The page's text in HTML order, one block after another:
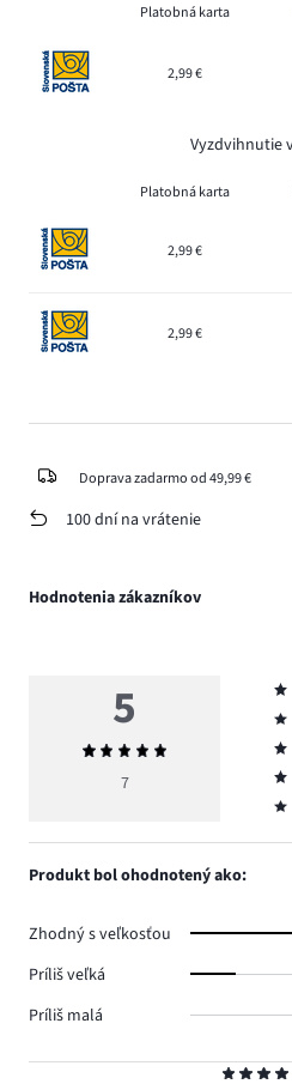
Platobná karta
2,99 €
Vyzdvihnutie
Platobná karta
2,99 €
2,99 €
Doprava zadarmo od 49,99 €
100 dní na vrátenie
Hodnotenia zákazníkov
5
Priemerné
hodnotenie
7
5,
5.
4,
3,
2,
1,
Produkt bol ohodnotený ako:
Zhodný s veľkosťou
Príliš veľká
Príliš malá